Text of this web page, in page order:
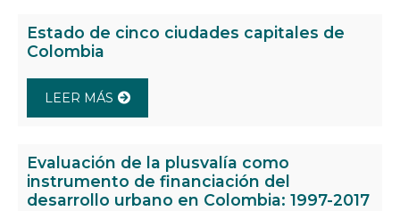
Estado de cinco ciudades capitales de
Colombia
LEER MÁS
Evaluación de la plusvalía como
instrumento de financiación del
desarrollo urbano en Colombia: 1997-2017